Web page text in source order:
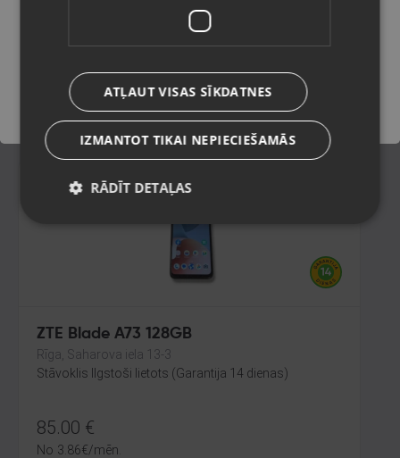
Stāvoklis Lietots (Garantija 6 mēneši)
60.00
2.73€/mēn.
ZTE Blade A73 128GB
Rīga, Saharova iela 13-3
Stāvoklis Ilgstoši lietots (Garantija 14 dienas)
85.00 €
No 3.86€/mēn.
Saglabāt
ATĻAUT VISAS SĪKDATNES
IZMANTOT TIKAI NEPIECIEŠAMĀS
RĀDĪT DETAĻAS